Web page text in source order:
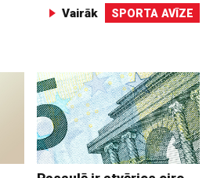
Vairāk SPORTA AVĪZE